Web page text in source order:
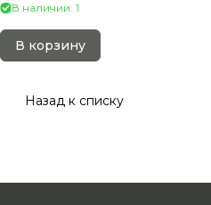
В наличии: 1
В корзину
Назад к списку